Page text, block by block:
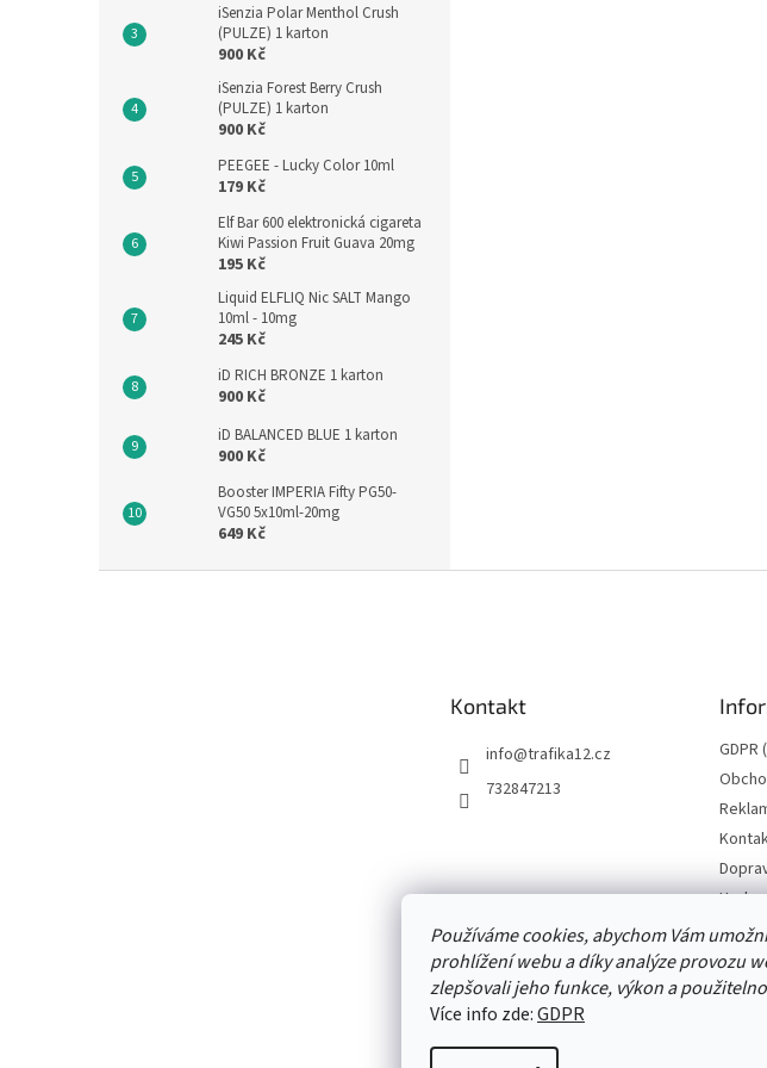
Používáme cookies, abychom Vám
prohlížení webu a díky analýze provozu
zlepšovali jeho funkce, výkon a
Více info zde:GDPR
iSenzia Polar Menthol Crush
(PULZE) 1 karton
900 Kč
iSenzia Forest Berry Crush
(PULZE) 1 karton
900 Kč
PEEGEE - Lucky Color 10ml
179 Kč
Elf Bar 600 elektronická cigareta
Kiwi Passion Fruit Guava 20mg
195 Kč
Liquid ELFLIQ Nic SALT Mango
10ml - 10mg
245 Kč
iD RICH BRONZE 1 karton
900 Kč
iD BALANCED BLUE 1 karton
900 Kč
Booster IMPERIA Fifty PG50-
VG50 5x10ml-20mg
649 Kč
Kontakt
info@trafika12.cz
732847213
Moje